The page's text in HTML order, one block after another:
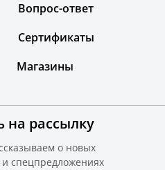
Вопрос-ответ
рассылку
о новых
и спецпредложениях
Сертификаты
Магазины